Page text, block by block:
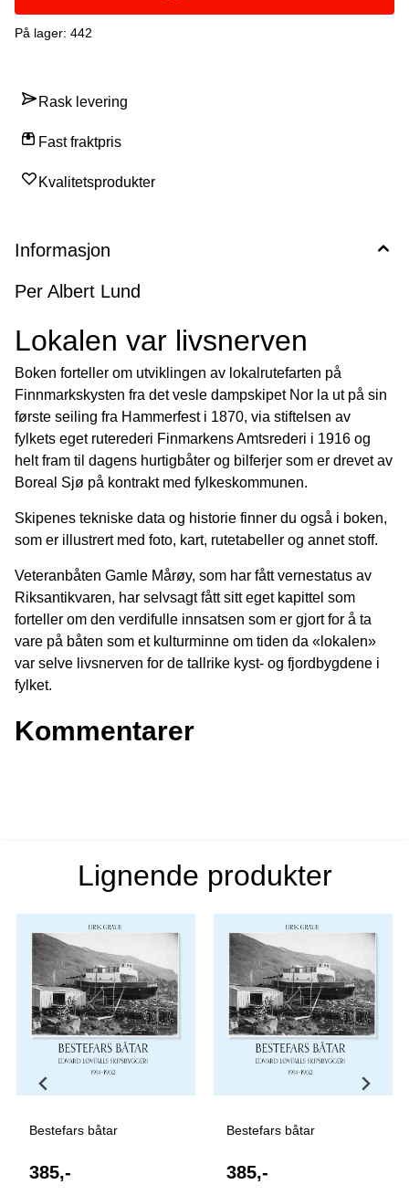
På lager: 442
Rask levering
Fast fraktpris
Kvalitetsprodukter
Informasjon
Per Albert Lund
Lokalen var livsnerven
Boken forteller om utviklingen av lokalrutefarten på
Finnmarkskysten fra det vesle dampskipet Nor la ut på sin
første seiling fra Hammerfest i 1870, via stiftelsen av
fylkets eget ruterederi Finmarkens Amtsrederi i 1916 og
helt fram til dagens hurtigbåter og bilferjer som er drevet av
Boreal Sjø på kontrakt med fylkeskommunen.
Skipenes tekniske data og historie finner du også i boken,
som er illustrert med foto, kart, rutetabeller og annet stoff.
Veteranbåten Gamle Mårøy, som har fått vernestatus av
Riksantikvaren, har selvsagt fått sitt eget kapittel som
forteller om den verdifulle innsatsen som er gjort for å ta
vare på båten som et kulturminne om tiden da «lokalen»
var selve livsnerven for de tallrike kyst- og fjordbygdene i
fylket.
Kommentarer
Lignende produkter
Bestefars båtar
385,-
Bestefars båtar
385,-